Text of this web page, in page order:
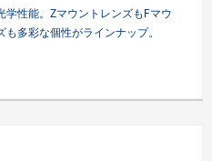
学性能。ZマウントレンズもFマウ
も多彩な個性がラインナップ。